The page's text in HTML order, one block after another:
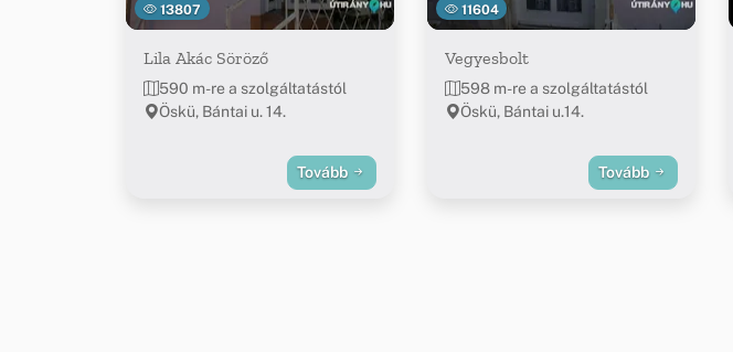
13807
Lila Akác Söröző
590 m-re a szolgáltatástól
Öskü, Bántai u. 14.
Tovább
11604
Vegyesbolt
598 m-re a szolgáltatástól
Öskü, Bántai u.14.
Tovább